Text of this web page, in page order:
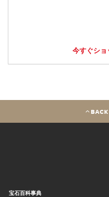
今すぐシ
宝石百科事典